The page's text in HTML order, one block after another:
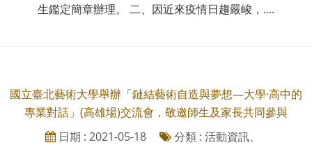
生鑑定簡章辦理。 二、因近來疫情日趨嚴峻，....
國立臺北藝術大學舉辦「鏈結藝術自造與夢想—大學·高中的
專業對話」(高雄場)交流會，敬邀師生及家長共同參與
日期 : 2021-05-18
分類 : 活動資訊、